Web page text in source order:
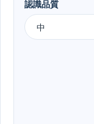
認識品質